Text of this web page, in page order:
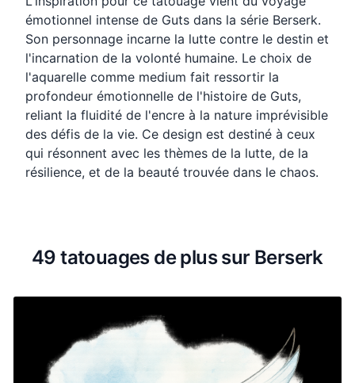
émotionnel intense de Guts dans la série Berserk.
Son personnage incarne la lutte contre le destin et
l'incarnation de la volonté humaine. Le choix de
l'aquarelle comme medium fait ressortir la
profondeur émotionnelle de l'histoire de Guts,
reliant la fluidité de l'encre à la nature imprévisible
des défis de la vie. Ce design est destiné à ceux
qui résonnent avec les thèmes de la lutte, de la
résilience, et de la beauté trouvée dans le chaos.
49 tatouages de plus sur Berserk